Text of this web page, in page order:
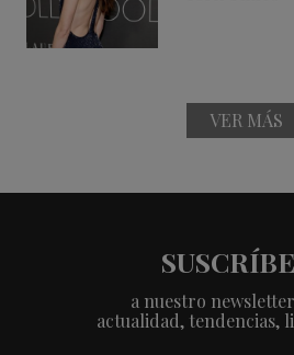
VER MÁS
a nuestro
actualidad, tendencias,